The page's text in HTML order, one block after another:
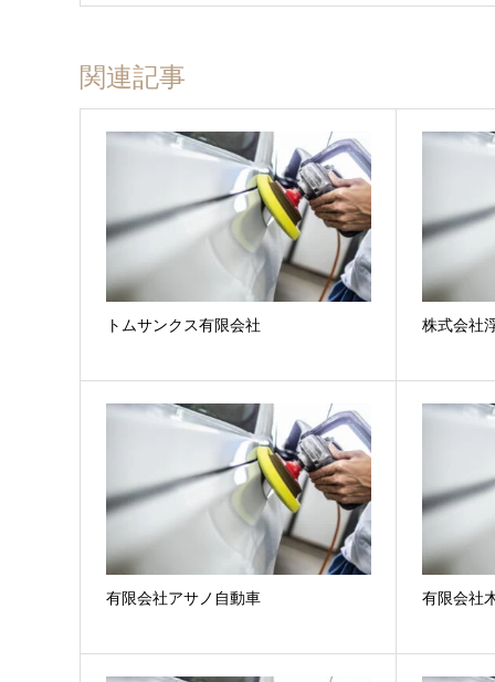
関連記事
トムサンクス有限会社 株式会社
有限会社アサノ自動車 有限会社